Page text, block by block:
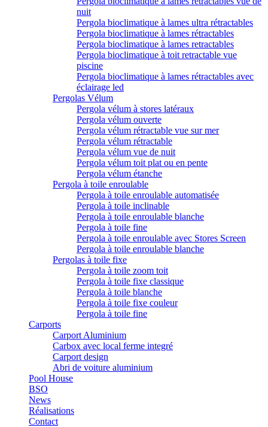
nuit
Pergola bioclimatique à lames ultra rétractables
Pergola bioclimatique à lames rétractables
Pergola bioclimatique à lames retractables
Pergola bioclimatique à toit retractable vue
piscine
Pergola bioclimatique à lames rétractables avec
éclairage led
Pergolas Vélum
Pergola vélum à stores latéraux
Pergola vélum ouverte
Pergola vélum rétractable vue sur mer
Pergola vélum rétractable
Pergola vélum vue de nuit
Pergola vélum toit plat ou en pente
Pergola vélum étanche
Pergola à toile enroulable
Pergola à toile enroulable automatisée
Pergola à toile inclinable
Pergola à toile enroulable blanche
Pergola à toile fine
Pergola à toile enroulable avec Stores Screen
Pergola à toile enroulable blanche
Pergolas à toile fixe
Pergola à toile zoom toit
Pergola à toile fixe classique
Pergola à toile blanche
Pergola à toile fixe couleur
Pergola à toile fine
Carports
Carport Aluminium
Carbox avec local ferme integré
Carport design
Abri de voiture aluminium
Pool House
BSO
News
Réalisations
Contact